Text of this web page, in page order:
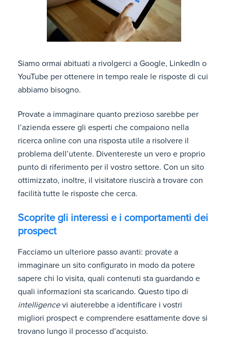
Siamo ormai abituati a rivolgerci a Google, LinkedIn o
YouTube per ottenere in tempo reale le risposte di cui
abbiamo bisogno.
Provate a immaginare quanto prezioso sarebbe per
l’azienda essere gli esperti che compaiono nella
ricerca online con una risposta utile a risolvere il
problema dell’utente. Diventereste un vero e proprio
punto di riferimento per il vostro settore. Con un sito
ottimizzato, inoltre, il visitatore riuscirà a trovare con
facilità tutte le risposte che cerca.
Scoprite gli interessi e i comportamenti dei
prospect
Facciamo un ulteriore passo avanti: provate a
immaginare un sito configurato in modo da potere
sapere chi lo visita, quali contenuti sta guardando e
quali informazioni sta scaricando. Questo tipo di
intelligencevi aiuterebbe a identificare i vostri
migliori prospect e comprendere esattamente dove si
trovano lungo il processo d’acquisto.